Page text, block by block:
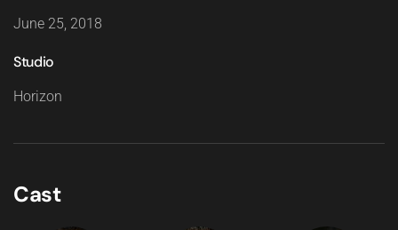
June 25, 2018
Studio
Horizon
Cast